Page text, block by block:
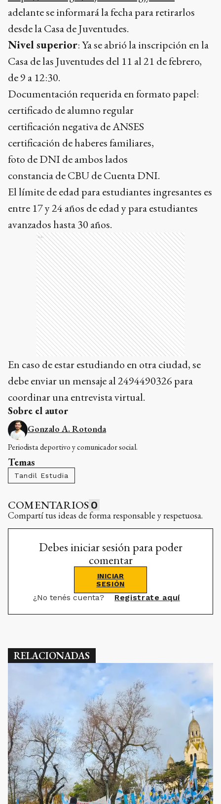
adelante se informará la fecha para retirarlos
desde la Casa de Juventudes.
Nivel superior: Ya se abrió la inscripción en la
Casa de las Juventudes del 11 al 21 de febrero,
de 9 a 12:30.
Documentación requerida en formato papel:
certificado de alumno regular
certificación negativa de ANSES
certificación de haberes familiares,
foto de DNI de ambos lados
constancia de CBU de Cuenta DNI.
El límite de edad para estudiantes ingresantes es
entre 17 y 24 años de edad y para estudiantes
avanzados hasta 30 años.
Ads
En caso de estar estudiando en otra ciudad, se
debe enviar un mensaje al 2494490326 para
coordinar una entrevista virtual.
Sobre el autor
Gonzalo A. Rotonda
Periodista deportivo y comunicador social.
Temas
Tandil Estudia
COMENTARIOS 0
Compartí tus ideas de forma responsable y respetuosa.
Debes iniciar sesión para poder
comentar
INICIAR
SESIÓN
¿No tenés cuenta? Registrate aquí
RELACIONADAS